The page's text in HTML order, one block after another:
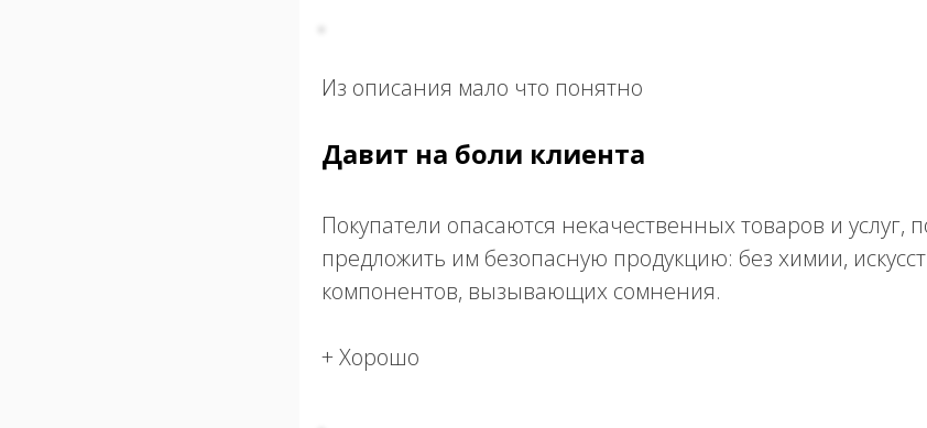
Из описания мало что понятно
Давит на боли клиента
Покупатели опасаются некачественных товаров и услуг,
предложить им безопасную продукцию: без химии,
компонентов, вызывающих сомнения.
+ Хорошо